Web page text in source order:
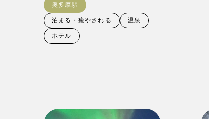
奥多摩駅
泊まる・癒やされる 温泉
ホテル